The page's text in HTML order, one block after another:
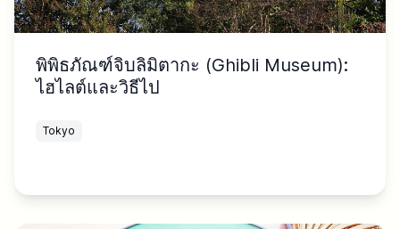
พิพิธภัณฑ์จิบลิมิตากะ (Ghibli Museum):
ไฮไลต์และวิธีไป
Tokyo